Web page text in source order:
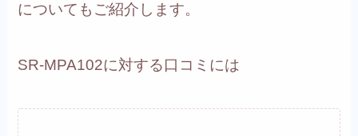
についてもご紹介します。
SR-MPA102に対する口コミには